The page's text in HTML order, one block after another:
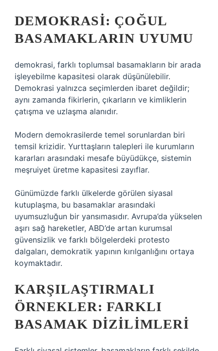
DEMOKRASI: ÇOĞUL
BASAMAKLARIN UYUMU
demokrasi, farklı toplumsal basamakların bir arada
işleyebilme kapasitesi olarak düşünülebilir.
Demokrasi yalnızca seçimlerden ibaret değildir;
aynı zamanda fikirlerin, çıkarların ve kimliklerin
çatışma ve uzlaşma alanıdır.
Modern demokrasilerde temel sorunlardan biri
temsil krizidir. Yurttaşların talepleri ile kurumların
kararları arasındaki mesafe büyüdükçe, sistemin
meşruiyet üretme kapasitesi zayıflar.
Günümüzde farklı ülkelerde görülen siyasal
kutuplaşma, bu basamaklar arasındaki
uyumsuzluğun bir yansımasıdır. Avrupa’da yükselen
aşırı sağ hareketler, ABD’de artan kurumsal
güvensizlik ve farklı bölgelerdeki protesto
dalgaları, demokratik yapının kırılganlığını ortaya
koymaktadır.
KARŞILAŞTIRMALI
ÖRNEKLER: FARKLI
BASAMAK DIZILIMLERI